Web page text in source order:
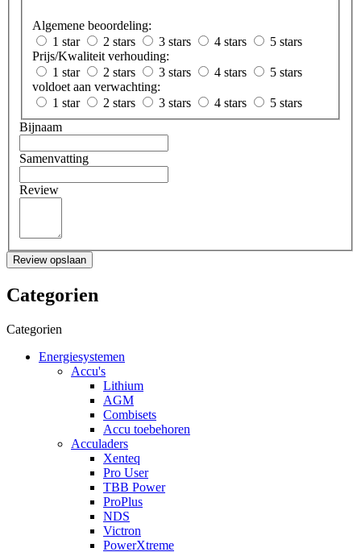
Algemene beoordeling:
1 star
2 stars 3 stars 4 stars
5 stars
Prijs/Kwaliteit verhouding:
1 star
2 stars 3 stars 4 stars
5 stars
voldoet aan verwachting:
1 star
2 stars 3 stars 4 stars
5 stars
Bijnaam
Samenvatting
Review
Review opslaan
Categorien
Categorien
Energiesystemen
Accu's
Lithium
AGM
Combisets
Accu toebehoren
Acculaders
Xenteq
Pro User
TBB Power
ProPlus
NDS
Victron
PowerXtreme